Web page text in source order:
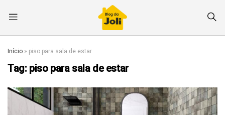
Início » piso para sala de estar
Tag: piso para sala de estar